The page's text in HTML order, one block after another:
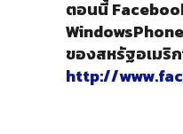
ตอนนี้
ของสหรัฐอเมริก
http://